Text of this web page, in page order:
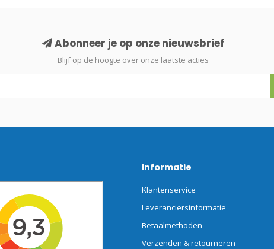
Abonneer je op onze nieuwsbrief
Blijf op de hoogte over onze laatste acties
Informatie
Klantenservice
Leveranciersinformatie
Betaalmethoden
Verzenden & retourneren